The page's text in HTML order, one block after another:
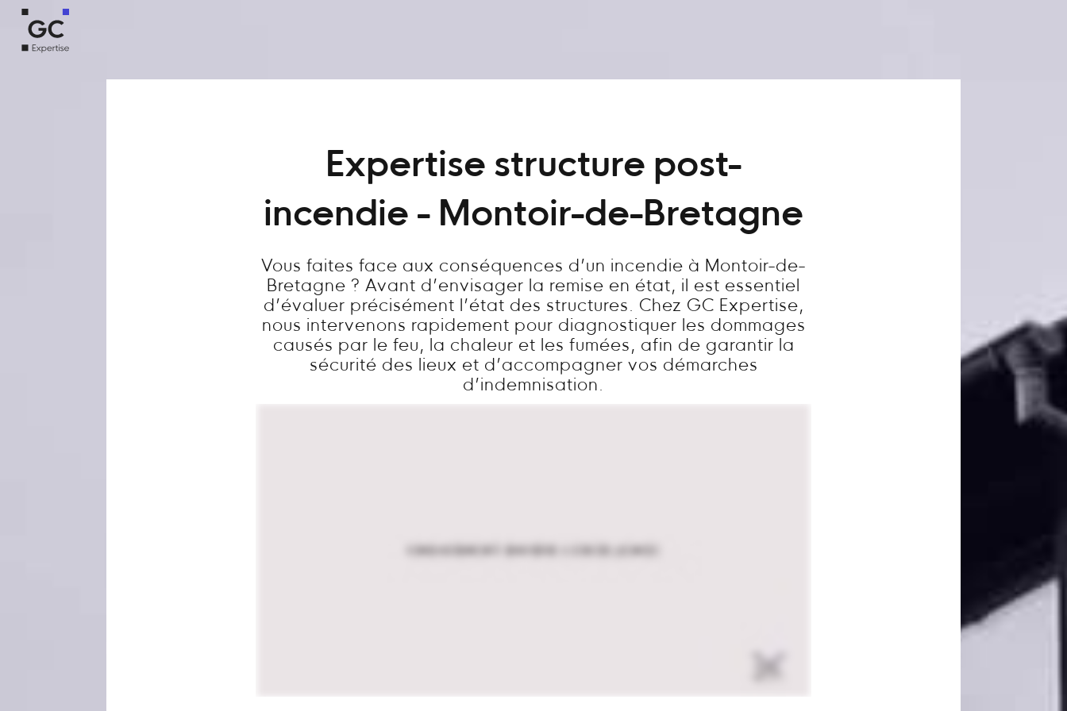
Expertise structure post-
incendie - Montoir-de-Bretagne
Vous faites face aux conséquences d’un incendie à Montoir-de-
Bretagne ? Avant d’envisager la remise en état, il est essentiel
d’évaluer précisément l’état des structures. Chez GC Expertise,
nous intervenons rapidement pour diagnostiquer les dommages
causés par le feu, la chaleur et les fumées, afin de garantir la
sécurité des lieux et d’accompagner vos démarches
d’indemnisation.